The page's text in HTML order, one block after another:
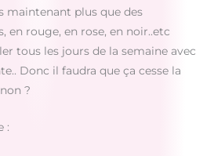
maintenant plus que des
en rouge, en rose, en noir..etc
tous les jours de la semaine avec
Donc il faudra que ça cesse la
?
: